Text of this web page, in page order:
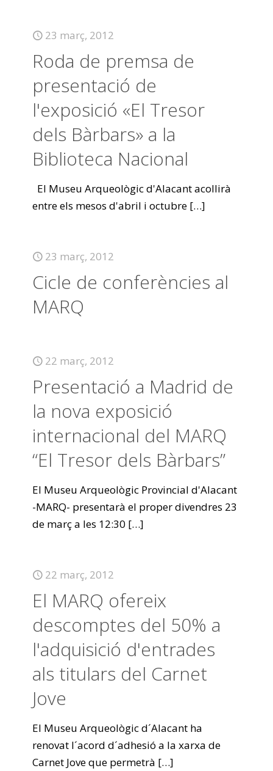
23 març, 2012
Roda de premsa de
presentació de
l'exposició «El Tresor
dels Bàrbars» a la
Biblioteca Nacional
El Museu Arqueològic d'Alacant acollirà
entre els mesos d'abril i octubre […]
23 març, 2012
Cicle de conferències al
MARQ
22 març, 2012
Presentació a Madrid de
la nova exposició
internacional del MARQ
“El Tresor dels Bàrbars”
El Museu Arqueològic Provincial d'Alacant
-MARQ- presentarà el proper divendres 23
de març a les 12:30 […]
22 març, 2012
El MARQ ofereix
descomptes del 50% a
l'adquisició d'entrades
als titulars del Carnet
Jove
El Museu Arqueològic d´Alacant ha
renovat l´acord d´adhesió a la xarxa de
Carnet Jove que permetrà […]